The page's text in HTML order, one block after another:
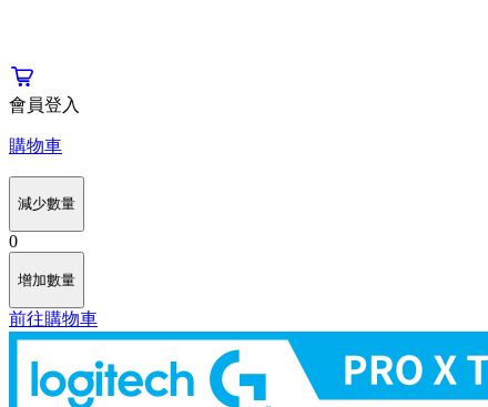
會員登入
購物車
減少數量
0
增加數量
前往購物車